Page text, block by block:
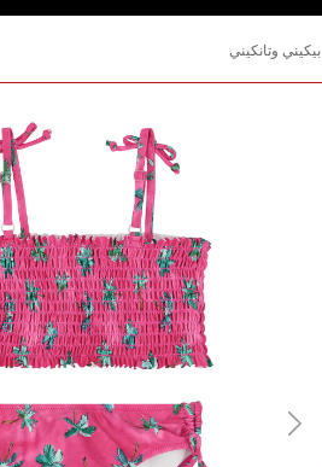
بيكيني وتانكيني